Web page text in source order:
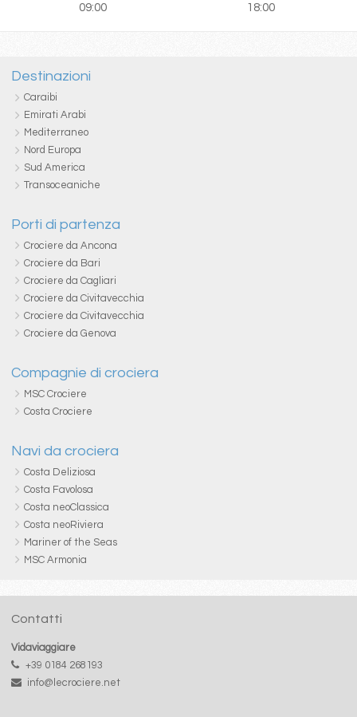
09:00 18:00
Destinazioni
Caraibi
Emirati Arabi
Mediterraneo
Nord Europa
Sud America
Transoceaniche
Porti di partenza
Crociere da Ancona
Crociere da Bari
Crociere da Cagliari
Crociere da Civitavecchia
Crociere da Civitavecchia
Crociere da Genova
Compagnie di crociera
MSC Crociere
Costa Crociere
Navi da crociera
Costa Deliziosa
Costa Favolosa
Costa neoClassica
Costa neoRiviera
Mariner of the Seas
MSC Armonia
Contatti
Vidaviaggiare
+39 0184 268193
info@lecrociere.net